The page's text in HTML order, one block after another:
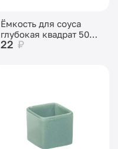
Ёмкость для соуса
глубокая квадрат 50
мл 55 мм
22 ₽